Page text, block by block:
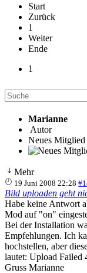
Start
Zurück
1
Weiter
Ende
1
Marianne
Autor
Neues Mitglied
Mehr
19 Juni 2008 22:28
Bild uploaden geht
Habe keine Antwort
Mod auf "on"
Bei der Installation
Empfehlungen. Ich
hochstellen, aber
lautet: Upload Failed
Gruss Marianne